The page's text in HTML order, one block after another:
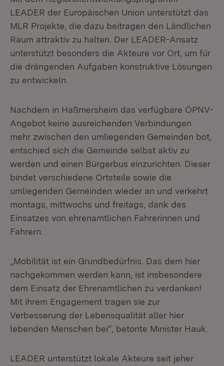
LEADER der Europäischen Union unterstützt das
MLR Projekte, die dazu beitragen den Ländlichen
Raum attraktiv zu halten. Der LEADER-Ansatz
unterstützt besonders die Akteure vor Ort, um für
die drängenden Aufgaben konstruktive Lösungen
zu entwickeln.
Nachdem in Haßmersheim das verfügbare ÖPNV-
Angebot keine ausreichenden Verbindungen
mehr zwischen den umliegenden Gemeinden bot,
entschied sich die Gemeinde selbst aktiv zu
werden und einen Bürgerbus einzurichten. Dieser
bindet verschiedene Ortsteile sowie die
umliegenden Gemeinden wieder an und verkehrt
montags, mittwochs und freitags, dank des
Einsatzes von ehrenamtlichen Fahrerinnen und
Fahrern.
„Mobilität ist ein Grundbedürfnis. Das dem hier
nachgekommen werden kann, ist insbesondere
dem Einsatz der Ehrenamtlichen zu verdanken!
Mit ihrem Engagement tragen sie zur
Verbesserung der Lebensqualität aller hier
lebenden Menschen bei“, betonte Minister Hauk.
LEADER unterstützt lokale Akteure seit jeher